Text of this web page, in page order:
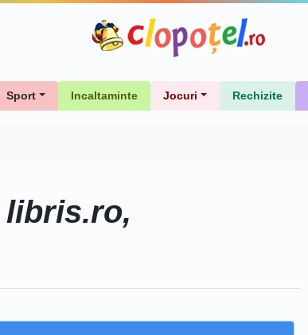
Sport Incaltaminte Jocuri Rechizite
libris.ro,